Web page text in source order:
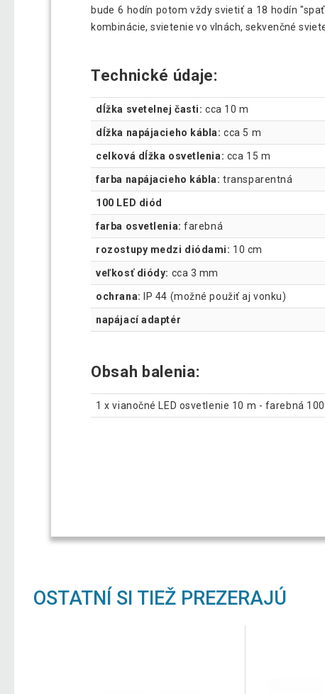
bude 6 hodín potom vždy svietiť a 18 hodín
kombinácie, svietenie vo vlnách, sekvenčné
Technické údaje:
dĺžka svetelnej časti: cca 10 m
dĺžka napájacieho kábla: cca 5 m
celková dĺžka osvetlenia: cca 15 m
farba napájacieho kábla: transparentná
100 LED diód
farba osvetlenia: farebná
rozostupy medzi diódami: 10 cm
veľkosť diódy: cca 3 mm
ochrana: IP 44 (možné použiť aj vonku)
napájací adaptér
Obsah balenia:
1 x vianočné LED osvetlenie 10 m - farebná
OSTATNÍ SI TIEŽ PREZERAJÚ